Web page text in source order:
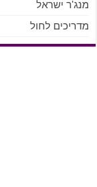
מנג'ר ישראל
מדריכים לחול